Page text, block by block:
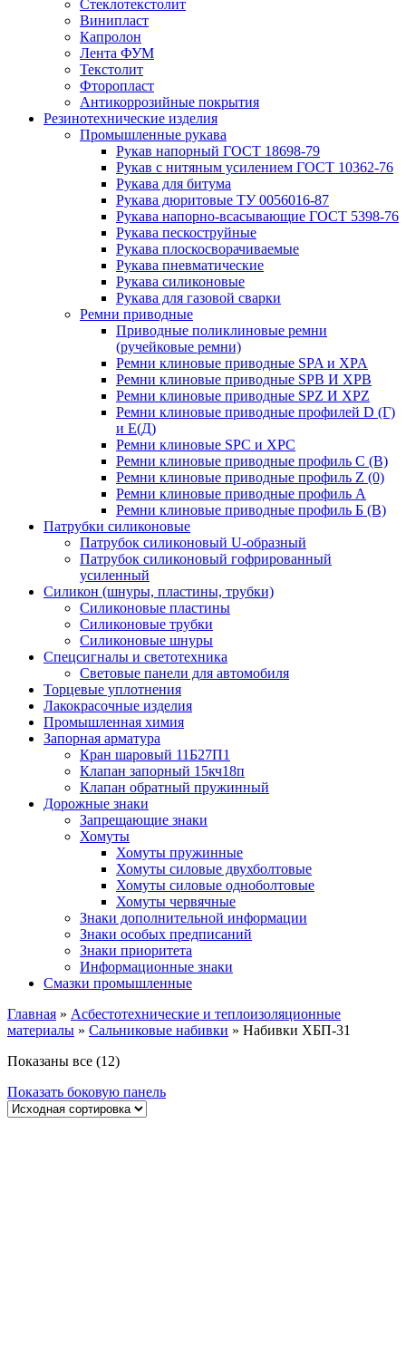
Стеклотекстолит
Винипласт
Капролон
Лента ФУМ
Текстолит
Фторопласт
Антикоррозийные покрытия
Резинотехнические изделия
Промышленные рукава
Рукав напорный ГОСТ 18698-79
Рукав с нитяным усилением ГОСТ 10362-76
Рукава для битума
Рукава дюритовые ТУ 0056016-87
Рукава напорно-всасывающие ГОСТ 5398-76
Рукава пескоструйные
Рукава плоскосворачиваемые
Рукава пневматические
Рукава силиконовые
Рукава для газовой сварки
Ремни приводные
Приводные поликлиновые ремни
(ручейковые ремни)
Ремни клиновые приводные SPA и XPA
Ремни клиновые приводные SPB И XPB
Ремни клиновые приводные SPZ И XPZ
Ремни клиновые приводные профилей D (Г)
и Е(Д)
Ремни клиновые SPC и XPC
Ремни клиновые приводные профиль C (В)
Ремни клиновые приводные профиль Z (0)
Ремни клиновые приводные профиль А
Ремни клиновые приводные профиль Б (B)
Патрубки силиконовые
Патрубок силиконовый U-образный
Патрубок силиконовый гофрированный
усиленный
Силикон (шнуры, пластины, трубки)
Силиконовые пластины
Силиконовые трубки
Силиконовые шнуры
Спецсигналы и светотехника
Световые панели для автомобиля
Торцевые уплотнения
Лакокрасочные изделия
Промышленная химия
Запорная арматура
Кран шаровый 11Б27П1
Клапан запорный 15кч18п
Клапан обратный пружинный
Дорожные знаки
Запрещающие знаки
Хомуты
Хомуты пружинные
Хомуты силовые двухболтовые
Хомуты силовые одноболтовые
Хомуты червячные
Знаки дополнительной информации
Знаки особых предписаний
Знаки приоритета
Информационные знаки
Смазки промышленные
Главная » Асбестотехнические и теплоизоляционные
материалы » Сальниковые набивки » Набивки ХБП-31
Показаны все (12)
Показать боковую панель